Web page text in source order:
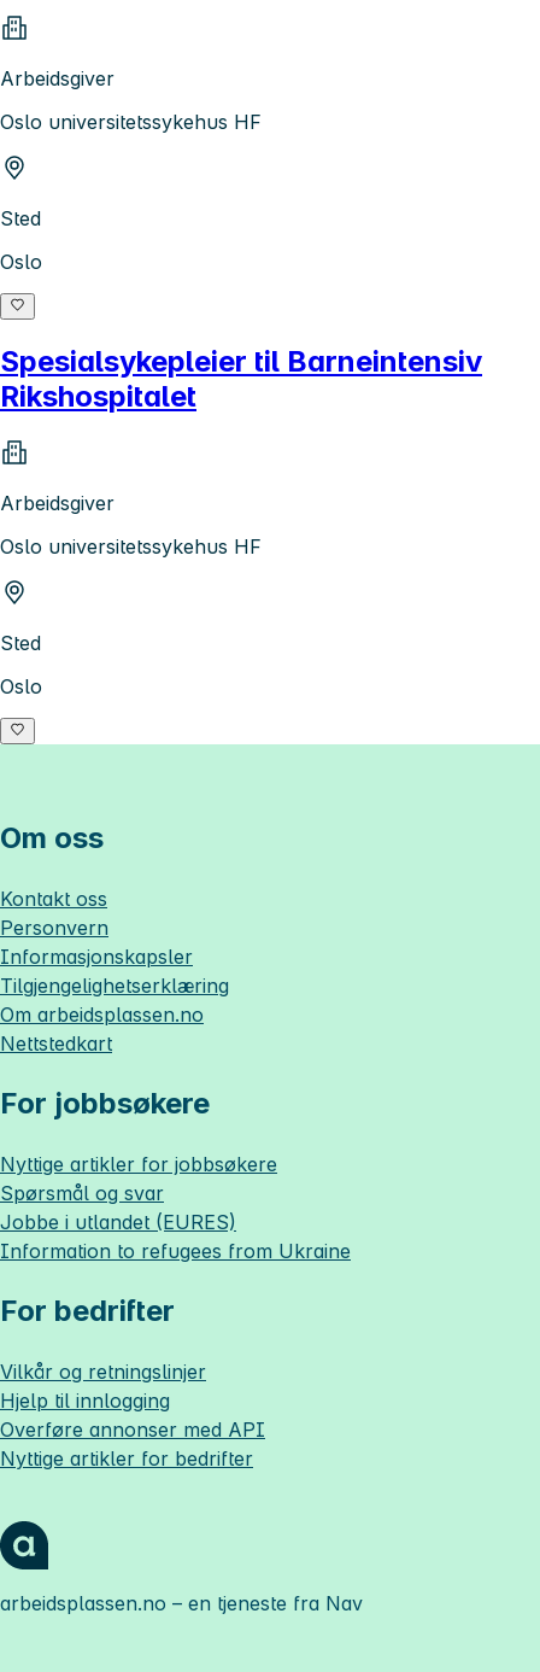
Arbeidsgiver
Oslo universitetssykehus HF
Sted
Oslo
Spesialsykepleier til Barneintensiv
Rikshospitalet
Arbeidsgiver
Oslo universitetssykehus HF
Sted
Oslo
Om oss
Kontakt oss
Personvern
Informasjonskapsler
Tilgjengelighetserklæring
Om arbeidsplassen.no
Nettstedkart
For jobbsøkere
Nyttige artikler for jobbsøkere
Spørsmål og svar
Jobbe i utlandet (EURES)
Information to refugees from Ukraine
For bedrifter
Vilkår og retningslinjer
Hjelp til innlogging
Overføre annonser med API
Nyttige artikler for bedrifter
arbeidsplassen.no – en tjeneste fra Nav